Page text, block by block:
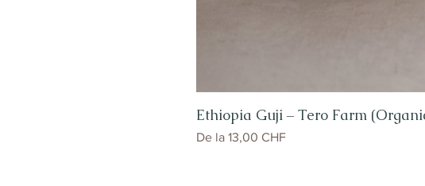
Ethiopia Guji – Tero Farm
De la 13,00 CHF
Preț redus